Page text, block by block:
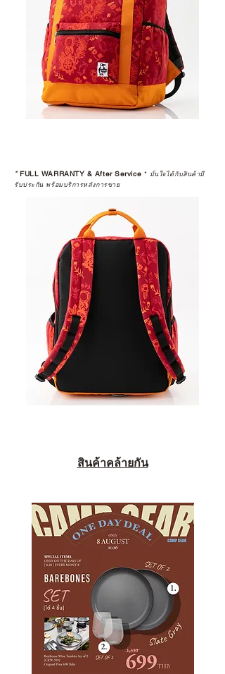
*FULL WARRANTY & After Service * มั่นใจได้กับสินค้ามี
รับประกัน พร้อมบริการหลังการขาย
สินค้าคล้ายกัน